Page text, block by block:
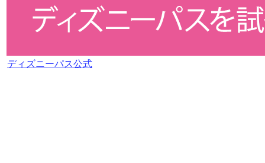
ディズニーパス公式